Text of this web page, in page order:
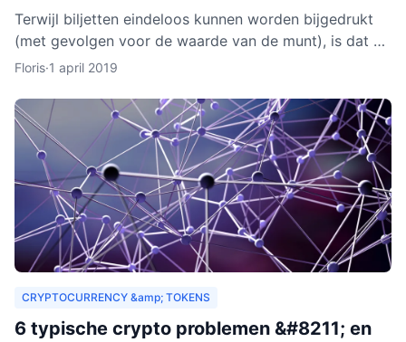
Terwijl biljetten eindeloos kunnen worden bijgedrukt
(met gevolgen voor de waarde van de munt), is dat bij
cryptocurrencies anders. Hoe werkt dit nu eigenlijk p
Floris·1 april 2019
CRYPTOCURRENCY &amp; TOKENS
6 typische crypto problemen &#8211; en